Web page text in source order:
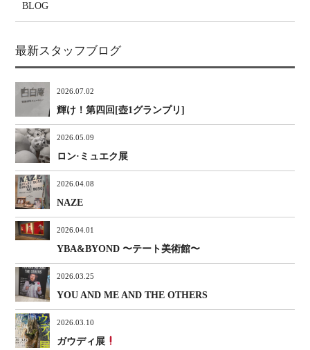
BLOG
最新スタッフブログ
2026.07.02
輝け！第四回[壺1グランプリ]
2026.05.09
ロン·ミュエク展
2026.04.08
NAZE
2026.04.01
YBA&BYOND 〜テート美術館〜
2026.03.25
YOU AND ME AND THE OTHERS
2026.03.10
ガウディ展